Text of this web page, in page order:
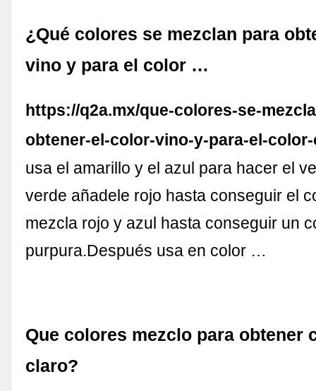
¿Qué colores se mezclan para
vino y para el color …
https://q2a.mx/que-colores-se-
obtener-el-color-vino-y-para-el-
usa el amarillo y el azul para hacer el
verde añadele rojo hasta conseguir el
mezcla rojo y azul hasta conseguir un
purpura.Después usa en color …
Que colores mezclo para obtener
claro?